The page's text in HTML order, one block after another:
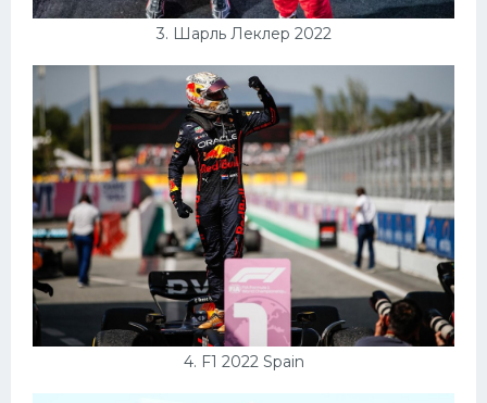
3. Шарль Леклер 2022
4. F1 2022 Spain